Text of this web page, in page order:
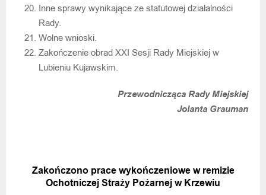
Inne sprawy wynikające ze statutowej działalności
Rady.
Wolne wnioski.
Zakończenie obrad XXI Sesji Rady Miejskiej w
Lubieniu Kujawskim.
Przewodnicząca Rady Miejskiej
Jolanta Grauman
Zakończono prace wykończeniowe w remizie
Ochotniczej Straży Pożarnej w Krzewiu